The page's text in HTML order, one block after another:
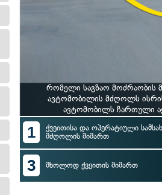
რომელი საგზაო მოძრაობის
ავტომობილის მძღოლს
ავტომობილს ჩართული
1
ქვეითისა და ოპერატიული
მძღოლის მიმართ
3 მხოლოდ ქვეითის მიმართ